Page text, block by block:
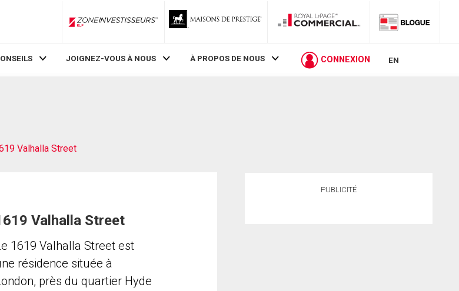
ZoneInvestisseurs RLP
JOIGNEZ-VOUS À NOUS À PROPOS DE NOUS CONNEXION EN
Valhalla Street
Valhalla Street
1619 Valhalla Street est
résidence située à
près du quartier Hyde
PUBLICITÉ